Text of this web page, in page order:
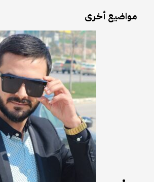
مواضيع أخرى